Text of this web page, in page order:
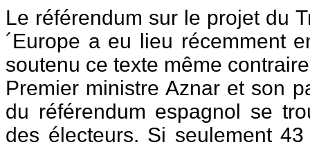
Le référendum sur le projet du
´Europe a eu lieu récemment
soutenu ce texte même
Premier ministre Aznar et son
du référendum espagnol se
des électeurs. Si seulement